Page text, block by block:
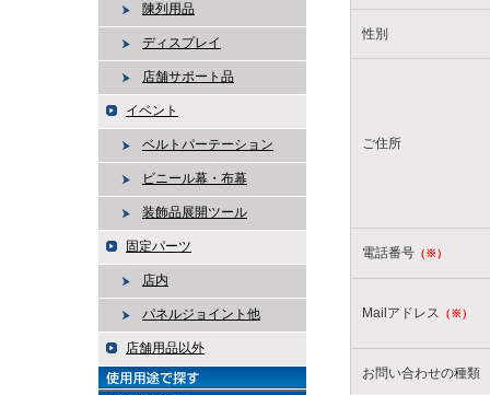
陳列用品
ディスプレイ
店舗サポート品
イベント
ベルトパーテーション
ビニール幕・布幕
装飾品展開ツール
固定パーツ
店内
パネルジョイント他
店舗用品以外
性別
ご住所
電話番号 （※）
Mailアドレス （※）
お問い合わせの種類